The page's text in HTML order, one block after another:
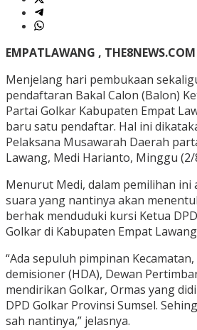
EMPATLAWANG , THE8NEWS.COM
Menjelang hari pembukaan
pendaftaran Bakal Calon (Balon)
Partai Golkar Kabupaten Empat
baru satu pendaftar. Hal ini
Pelaksana Musawarah Daerah
Lawang, Medi Harianto, Minggu (2/
Menurut Medi, dalam pemilihan ini
suara yang nantinya akan
berhak menduduki kursi Ketua
Golkar di Kabupaten Empat
“Ada sepuluh pimpinan
demisioner (HDA), Dewan
mendirikan Golkar, Ormas yang
DPD Golkar Provinsi Sumsel.
sah nantinya,” jelasnya.